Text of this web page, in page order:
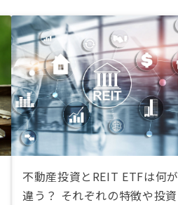
不動産投資とREIT ETFは何が
違う？ それぞれの特徴や投資